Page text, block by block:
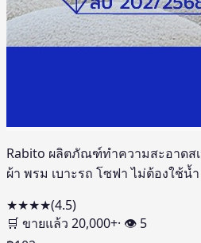
Rabito ผลิตภัณฑ์ทำความสะอาดส
ผ้า พรม เบาะรถ โซฟา ไม่ต้องใช้น้
★★★★(4.5)
🛒 ขายแล้ว 20,000+· 👁 5